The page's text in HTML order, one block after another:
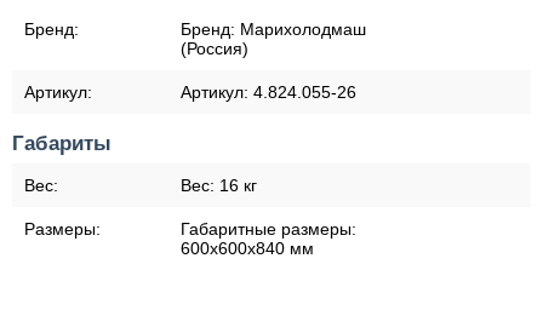
Бренд: Бренд: Марихолодмаш
(Россия)
Артикул: Артикул: 4.824.055-26
Габариты
Вес: Вес: 16 кг
Размеры:
Габаритные размеры:
600х600х840 мм